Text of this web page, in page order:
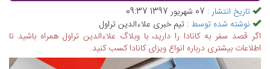
تاریخ انتشار : 07 شهریور 1397 09:37
نوشته شده توسط : تیم خبری علاءالدین تراول
اگر قصد سفر به کانادا را دارید، با وبلاگ علاءالدین تراول همراه باشید تا
اطلاعات بیشتری درباره انواع ویزای کانادا کسب کنید.